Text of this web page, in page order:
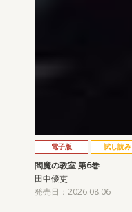
電子版 試し読み
閻魔の教室 第6巻
田中優吏
発売日：2026.08.06